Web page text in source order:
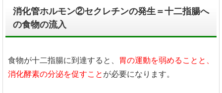
消化管ホルモン②セクレチンの発生＝十二指腸へ
の食物の流入
食物が十二指腸に到達すると、
胃の運動を弱めることと、
消化酵素の分泌を促すこと が必要になります。